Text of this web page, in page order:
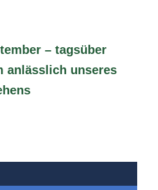
– tagsüber
anlässlich unseres